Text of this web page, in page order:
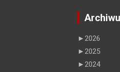
►2026
►2025
►2024